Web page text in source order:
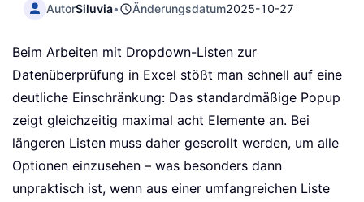
AutorSiluvia• Änderungsdatum2025-10-27
Beim Arbeiten mit Dropdown-Listen zur
Datenüberprüfung in Excel stößt man schnell auf eine
deutliche Einschränkung: Das standardmäßige Popup
zeigt gleichzeitig maximal acht Elemente an. Bei
längeren Listen muss daher gescrollt werden, um alle
Optionen einzusehen – was besonders dann
unpraktisch ist, wenn aus einer umfangreichen Liste